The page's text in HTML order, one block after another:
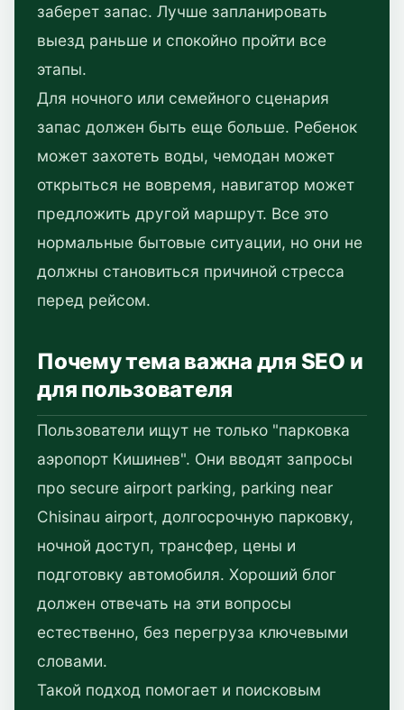
заберет запас. Лучше запланировать
выезд раньше и спокойно пройти все
этапы.
Для ночного или семейного сценария
запас должен быть еще больше. Ребенок
может захотеть воды, чемодан может
открыться не вовремя, навигатор может
предложить другой маршрут. Все это
нормальные бытовые ситуации, но они не
должны становиться причиной стресса
перед рейсом.
Почему тема важна для SEO и
для пользователя
Пользователи ищут не только "парковка
аэропорт Кишинев". Они вводят запросы
про secure airport parking, parking near
Chisinau airport, долгосрочную парковку,
ночной доступ, трансфер, цены и
подготовку автомобиля. Хороший блог
должен отвечать на эти вопросы
естественно, без перегруза ключевыми
словами.
Такой подход помогает и поисковым